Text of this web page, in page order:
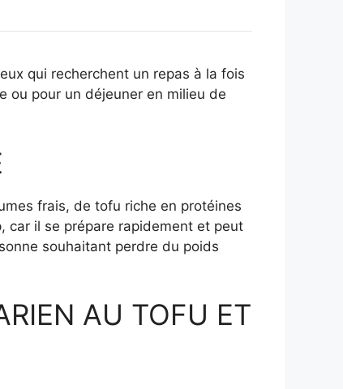
qui recherchent un repas à la fois
ou pour un déjeuner en milieu de
frais, de tofu riche en protéines
car il se prépare rapidement et peut
souhaitant perdre du poids
AU TOFU ET